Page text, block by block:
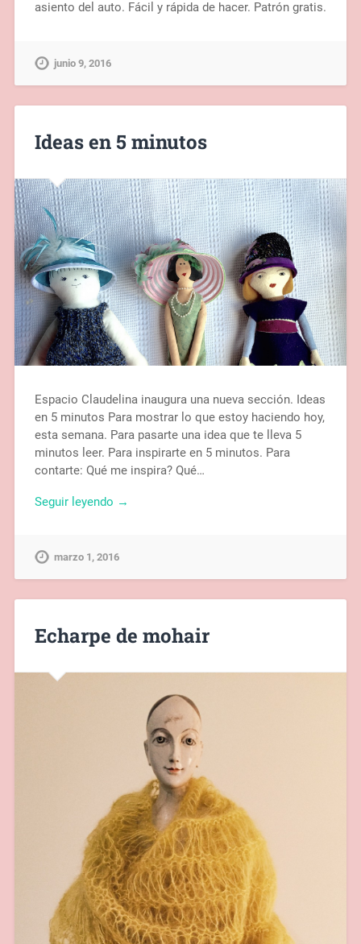
asiento del auto. Fácil y rápida de hacer. Patrón gratis.
junio 9, 2016
Ideas en 5 minutos
Espacio Claudelina inaugura una nueva sección. Ideas
en 5 minutos Para mostrar lo que estoy haciendo hoy,
esta semana. Para pasarte una idea que te lleva 5
minutos leer. Para inspirarte en 5 minutos. Para
contarte: Qué me inspira? Qué…
Seguir leyendo →
marzo 1, 2016
Echarpe de mohair